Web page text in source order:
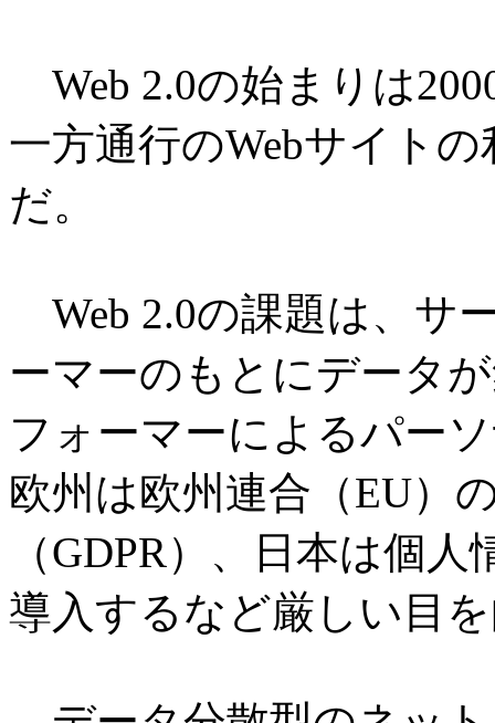
Web 2.0の始まりは
一方通行のWebサイト
だ。
Web 2.0の課題は、サ
ーマーのもとにデータ
フォーマーによるパー
欧州は欧州連合（EU）
（GDPR）、日本は個
導入するなど厳しい目